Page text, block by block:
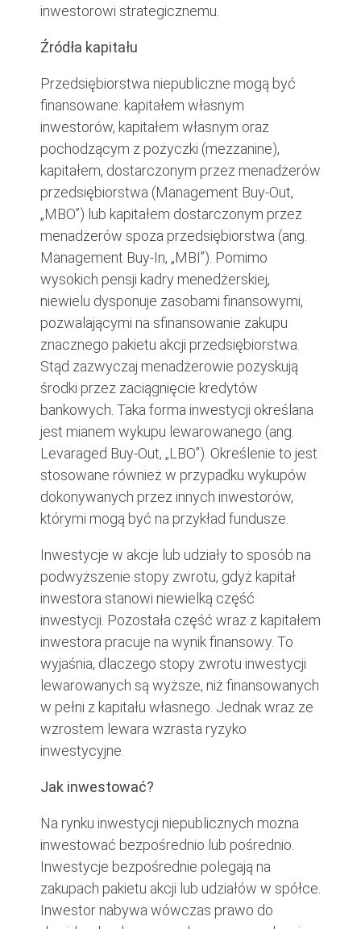
inwestorowi strategicznemu.
Źródła kapitału
Przedsiębiorstwa niepubliczne mogą być
finansowane: kapitałem własnym
inwestorów, kapitałem własnym oraz
pochodzącym z pożyczki (mezzanine),
kapitałem, dostarczonym przez menadżerów
przedsiębiorstwa (Management Buy-Out,
„MBO”) lub kapitałem dostarczonym przez
menadżerów spoza przedsiębiorstwa (ang.
Management Buy-In, „MBI”). Pomimo
wysokich pensji kadry menedżerskiej,
niewielu dysponuje zasobami finansowymi,
pozwalającymi na sfinansowanie zakupu
znacznego pakietu akcji przedsiębiorstwa.
Stąd zazwyczaj menadżerowie pozyskują
środki przez zaciągnięcie kredytów
bankowych. Taka forma inwestycji określana
jest mianem wykupu lewarowanego (ang.
Levaraged Buy-Out, „LBO”). Określenie to jest
stosowane również w przypadku wykupów
dokonywanych przez innych inwestorów,
którymi mogą być na przykład fundusze.
Inwestycje w akcje lub udziały to sposób na
podwyższenie stopy zwrotu, gdyż kapitał
inwestora stanowi niewielką część
inwestycji. Pozostała część wraz z kapitałem
inwestora pracuje na wynik finansowy. To
wyjaśnia, dlaczego stopy zwrotu inwestycji
lewarowanych są wyższe, niż finansowanych
w pełni z kapitału własnego. Jednak wraz ze
wzrostem lewara wzrasta ryzyko
inwestycyjne.
Jak inwestować?
Na rynku inwestycji niepublicznych można
inwestować bezpośrednio lub pośrednio.
Inwestycje bezpośrednie polegają na
zakupach pakietu akcji lub udziałów w spółce.
Inwestor nabywa wówczas prawo do